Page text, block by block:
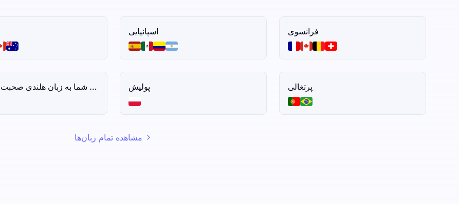
اسپانیایی فرانسوی
هل شما به زبان هلندی صحبت می‌کنید؟ پولیش پرتغالی
مشاهده تمام زبان‌ها